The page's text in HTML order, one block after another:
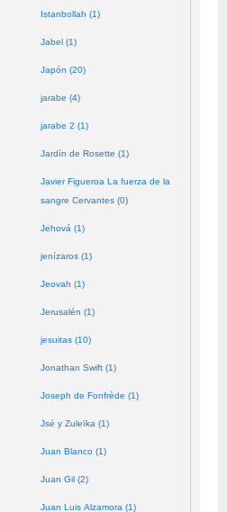
Istanbollah (1)
Jabel (1)
Japón (20)
jarabe (4)
jarabe 2 (1)
Jardín de Rosette (1)
Javier Figueroa La fuerza de la
sangre Cervantes (0)
Jehová (1)
jenízaros (1)
Jeovah (1)
Jerusalén (1)
jesuitas (10)
Jonathan Swift (1)
Joseph de Fonfrède (1)
Jsé y Zuleïka (1)
Juan Blanco (1)
Juan Gil (2)
Juan Luis Alzamora (1)